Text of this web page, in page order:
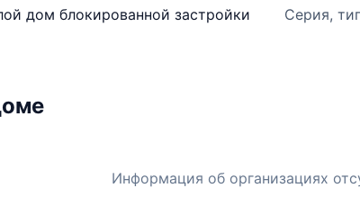
дом блокированной застройки Серия,
Информация об организациях